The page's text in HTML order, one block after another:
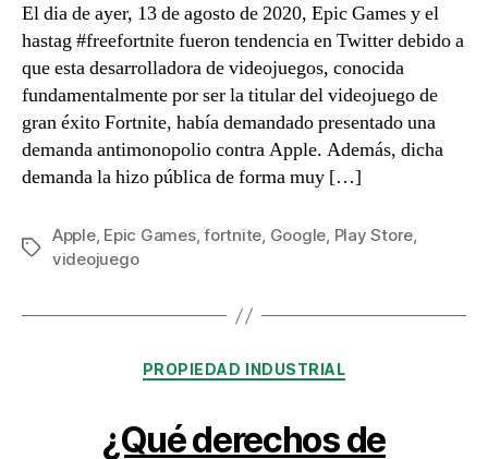
El dia de ayer, 13 de agosto de 2020, Epic Games y el
hastag #freefortnite fueron tendencia en Twitter debido a
que esta desarrolladora de videojuegos, conocida
fundamentalmente por ser la titular del videojuego de
gran éxito Fortnite, había demandado presentado una
demanda antimonopolio contra Apple. Además, dicha
demanda la hizo pública de forma muy […]
Etiquetas
Apple, Epic Games,fortnite, Google, Play Store,
videojuego
Categorías
PROPIEDAD INDUSTRIAL
¿Qué derechos de